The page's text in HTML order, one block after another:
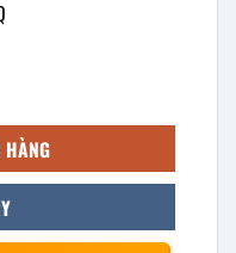
số lượng